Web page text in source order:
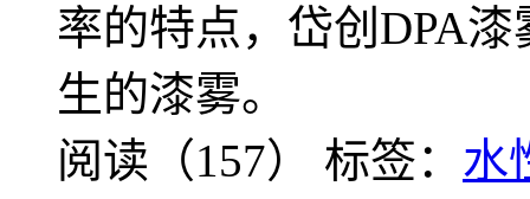
率的特点，岱创DPA
生的漆雾。
阅读（157） 标签： 水